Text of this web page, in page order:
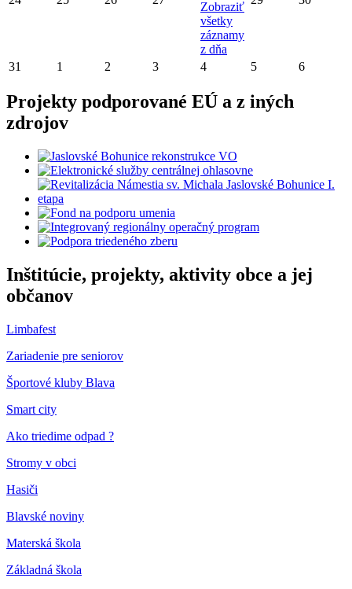
Zobraziť
všetky
záznamy
z dňa
31 1 2 3 4 5 6
Projekty podporované EÚ a z iných
zdrojov
Inštitúcie, projekty, aktivity obce a jej
občanov
Limbafest
Zariadenie pre seniorov
Športové kluby Blava
Smart city
Ako triedime odpad ?
Stromy v obci
Hasiči
Blavské noviny
Materská škola
Základná škola